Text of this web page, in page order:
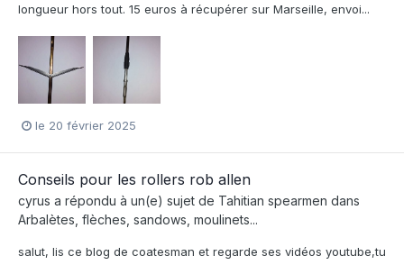
longueur hors tout. 15 euros à récupérer sur Marseille, envoi...
le 20 février 2025
Conseils pour les rollers rob allen
cyrus a répondu à un(e) sujet de Tahitian spearmen dans
Arbalètes, flèches, sandows, moulinets...
salut, lis ce blog de coatesman et regarde ses vidéos youtube,tu